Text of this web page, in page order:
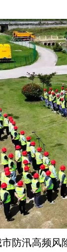
防汛高频